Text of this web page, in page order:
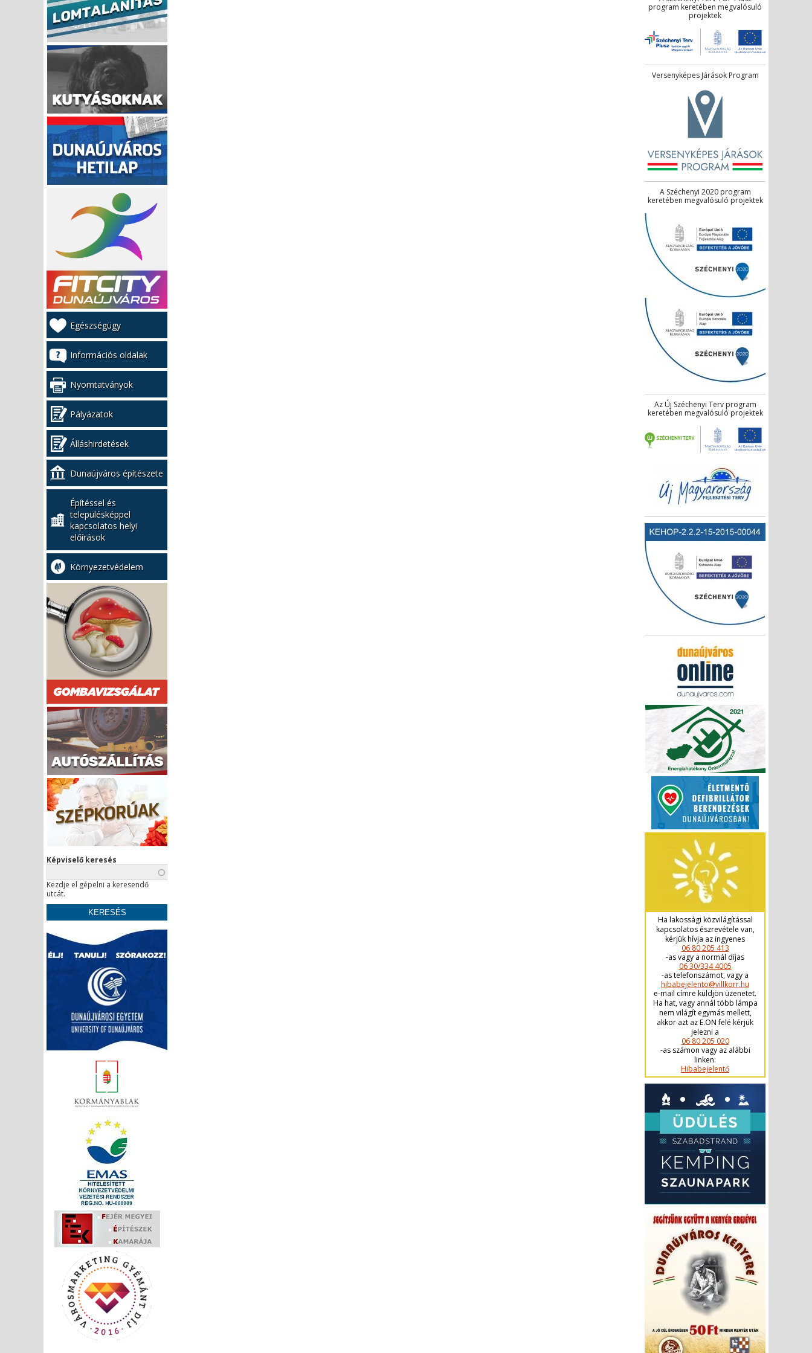
Kiemelt
bal
menü
Egészségügy
Információs oldalak
Nyomtatványok
Pályázatok
Álláshirdetések
Dunaújváros építészete
Építéssel és
településképpel
kapcsolatos helyi
előírások
Környezetvédelem
Képviselő keresés
Kezdje el gépelni a keresendő
utcát.
program keretében megvalósuló
projektek
Versenyképes Járások Program
A Széchenyi 2020 program
keretében megvalósuló projektek
Az Új Széchenyi Terv program
keretében megvalósuló projektek
Ha lakossági közvilágítással
kapcsolatos észrevétele van,
kérjük hívja az ingyenes
06 80 205 413
-as vagy a normál díjas
06 30/334 4005
-as telefonszámot, vagy a
hibabejelento@villkorr.hu
e-mail címre küldjön üzenetet.
Ha hat, vagy annál több lámpa
nem világít egymás mellett,
akkor azt az E.ON felé kérjük
jelezni a
06 80 205 020
-as számon vagy az alábbi
linken:
Hibabejelentő